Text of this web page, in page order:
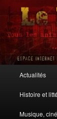
Aller
contenu
principal
Aller
contenu
secondaire
Le
principal
Actualités
Histoire et
Musique,